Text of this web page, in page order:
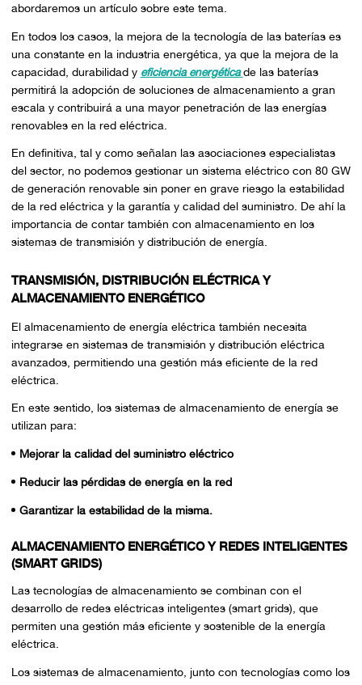
abordaremos un artículo sobre este tema.
En todos los casos, la mejora de la tecnología de las baterías es
una constante en la industria energética, ya que la mejora de la
capacidad, durabilidad y eficiencia energética de las baterías
permitirá la adopción de soluciones de almacenamiento a gran
escala y contribuirá a una mayor penetración de las energías
renovables en la red eléctrica.
En definitiva, tal y como señalan las asociaciones especialistas
del sector, no podemos gestionar un sistema eléctrico con 80 GW
de generación renovable sin poner en grave riesgo la estabilidad
de la red eléctrica y la garantía y calidad del suministro. De ahí la
importancia de contar también con almacenamiento en los
sistemas de transmisión y distribución de energía.
TRANSMISIÓN, DISTRIBUCIÓN ELÉCTRICA Y
ALMACENAMIENTO ENERGÉTICO
El almacenamiento de energía eléctrica también necesita
integrarse en sistemas de transmisión y distribución eléctrica
avanzados, permitiendo una gestión más eficiente de la red
eléctrica.
En este sentido, los sistemas de almacenamiento de energía se
utilizan para:
Mejorar la calidad del suministro eléctrico
Reducir las pérdidas de energía en la red
Garantizar la estabilidad de la misma.
ALMACENAMIENTO ENERGÉTICO Y REDES INTELIGENTES
(SMART GRIDS)
Las tecnologías de almacenamiento se combinan con el
desarrollo de redes eléctricas inteligentes (smart grids), que
permiten una gestión más eficiente y sostenible de la energía
eléctrica.
Los sistemas de almacenamiento, junto con tecnologías como los